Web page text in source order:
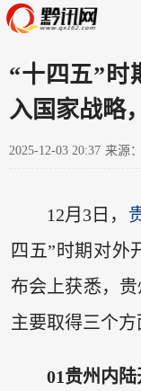
“十四五”时
入国家战略
2025-12-03 20:37 来源
12月3日，
四五”时期对外
布会上获悉，
主要取得三个方
01贵州内